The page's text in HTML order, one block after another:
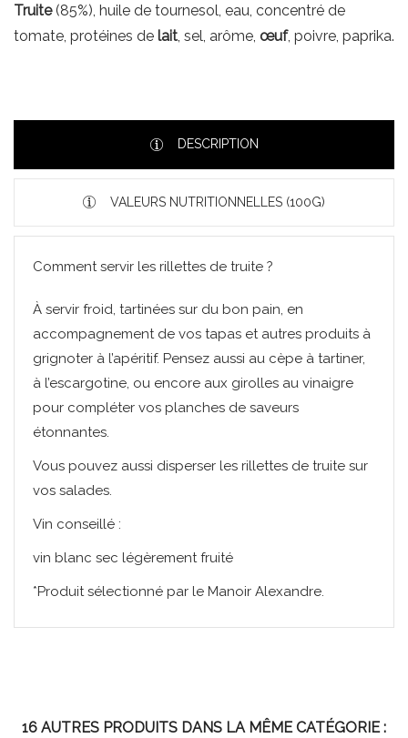
Truite(85%), huile de tournesol, eau, concentré de
tomate, protéines de lait , sel, arôme, œuf, poivre, paprika.
DESCRIPTION
VALEURS NUTRITIONNELLES (100G)
Comment servir les rillettes de truite ?
À servir froid, tartinées sur du bon pain, en
accompagnement de vos tapas et autres produits à
grignoter à l’apéritif. Pensez aussi au cèpe à tartiner,
à l’escargotine, ou encore aux girolles au vinaigre
pour compléter vos planches de saveurs
étonnantes.
Vous pouvez aussi disperser les rillettes de truite sur
vos salades.
Vin conseillé :
vin blanc sec légèrement fruité
*Produit sélectionné par le Manoir Alexandre.
grasses
saturés 2 g)
16 AUTRES PRODUITS DANS LA MÊME CATÉGORIE :